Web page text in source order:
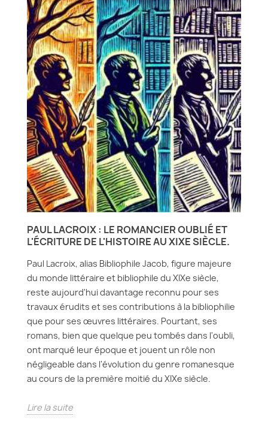
PAUL LACROIX : LE ROMANCIER OUBLIÉ ET
L'ÉCRITURE DE L'HISTOIRE AU XIXE SIÈCLE.
Paul Lacroix, alias Bibliophile Jacob, figure majeure
du monde littéraire et bibliophile du XIXe siècle,
reste aujourd'hui davantage reconnu pour ses
travaux érudits et ses contributions à la bibliophilie
que pour ses œuvres littéraires. Pourtant, ses
romans, bien que quelque peu tombés dans l'oubli,
ont marqué leur époque et jouent un rôle non
négligeable dans l'évolution du genre romanesque
au cours de la première moitié du XIXe siècle.
Lire la suite